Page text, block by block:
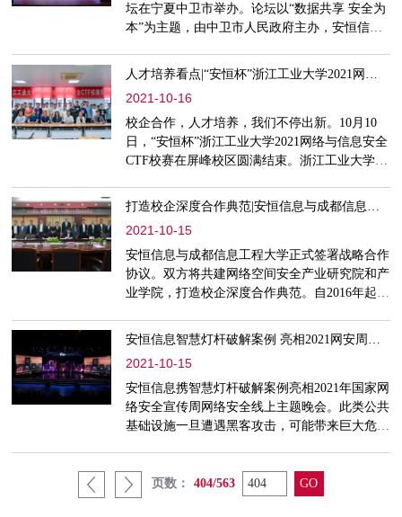
坛在宁夏中卫市举办。论坛以“数据共享 安全为
本”为主题，由中卫市人民政府主办，安恒信息
作为建设中卫市的长期合伙人，助力中卫高质量
发展；副总裁王瑞分享了安恒信息以数据安全、
数据开放作为主旨来赋能网络安全工作的举措和
成果。
2021-10-16
校企合作，人才培养，我们不停出新。10月10
日，“安恒杯”浙江工业大学2021网络与信息安全
CTF校赛在屏峰校区圆满结束。浙江工业大学教
恒信息数字人才创研院吴鸣旦副院长等出席活动
和颁奖典礼。竞赛组织方师生代表与参赛学生
100余人共同参与活动。
打造校企深度合作典范|安恒信息与成都信息工程大学签署战略合作协议
2021-10-15
安恒信息与成都信息工程大学正式签署战略合作
协议。双方将共建网络空间安全产业研究院和产
业学院，打造校企深度合作典范。自2016年起安
人才发展实践和探索。
安恒信息智慧灯杆破解案例 亮相2021网安周主题晚会
2021-10-15
安恒信息携智慧灯杆破解案例亮相2021年国家网
络安全宣传周网络安全线上主题晚会。此类公共
基础设施一旦遭遇黑客攻击，可能带来巨大危
页数：
404/563